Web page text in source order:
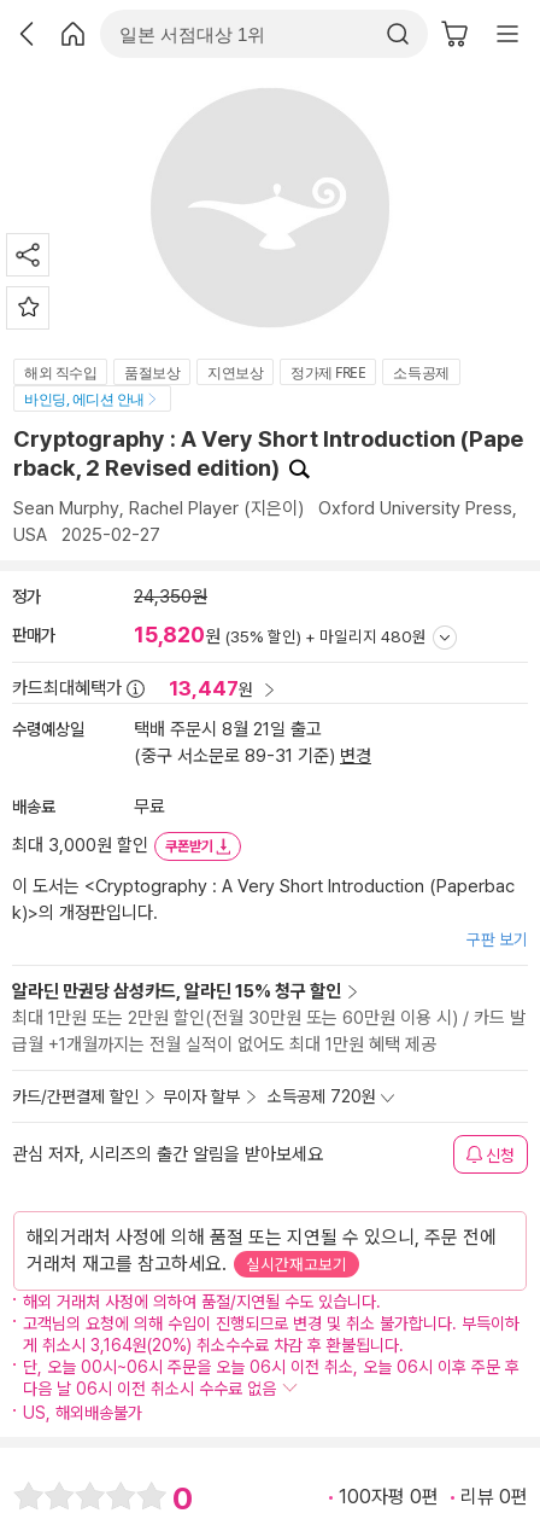
해외 직수입 품절보상 지연보상 정가제 FREE
소득공제
바인딩, 에디션 안내
Cryptography : A Very Short Introduction (Pape
rback, 2 Revised edition)
Sean Murphy, Rachel Player (지은이) Oxford University Press,
USA 2025-02-27
정가 24,350원
판매가 15,820원 (35% 할인) + 마일리지 480원
카드최대혜택가 13,447원
수령예상일
택배 주문시 8월 21일 출고
(중구 서소문로 89-31 기준) 변경
배송료
무료
최대 3,000원 할인
쿠폰받기
이 도서는 <Cryptography : A Very Short Introduction (Paperbac
k)>의 개정판입니다.
구판 보기
알라딘 만권당 삼성카드, 알라딘 15% 청구 할인
최대 1만원 또는 2만원 할인(전월 30만원 또는 60만원 이용 시) / 카드 발
급월 +1개월까지는 전월 실적이 없어도 최대 1만원 혜택 제공
카드/간편결제 할인 무이자 할부 소득공제 720원
관심 저자, 시리즈의 출간 알림을 받아보세요 신청
해외거래처 사정에 의해 품절 또는 지연될 수 있으니, 주문 전에
거래처 재고를 참고하세요.
실시간재고보기
해외 거래처 사정에 의하여 품절/지연될 수도 있습니다.
고객님의 요청에 의해 수입이 진행되므로 변경 및 취소 불가합니다. 부득이하
게 취소시 3,164원(20%) 취소수수료 차감 후 환불됩니다.
단, 오늘 00시~06시 주문을 오늘 06시 이전 취소, 오늘 06시 이후 주문 후
다음 날 06시 이전 취소시 수수료 없음
US, 해외배송불가
0 100자평 0편 리뷰 0편